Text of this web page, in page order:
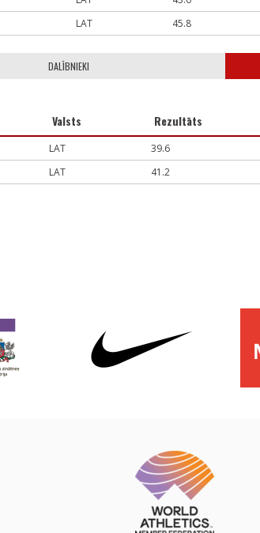
LAT 45.8
DALĪBNIEKI
Valsts Rezultāts
LAT 39.6
LAT 41.2